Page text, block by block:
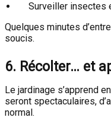
Surveiller insectes
Quelques minutes
soucis.
6. Récolter… et
Le jardinage s’apprend
seront spectaculaires,
normal.